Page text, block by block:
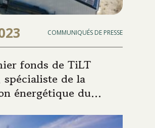
COMMUNIQUÉS DE PRESSE
fonds de TiLT
de la
énergétique du
de 250 M€ et vise un